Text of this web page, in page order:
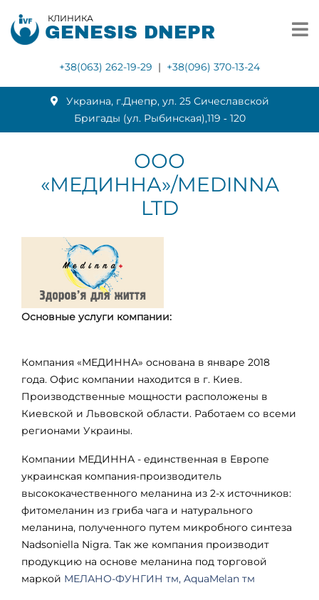
КЛИНИКА
GENESIS DNEPR
+38(063) 262-19-29 | +38(096) 370-13-24
Украина, г.Днепр, ул. 25 Сичеславской
Бригады (ул. Рыбинская),119 ‑ 120
ООО
«МЕДИННА»/MEDINNA
LTD
Основные услуги компании:
Компания «МЕДИННА» основана в январе 2018
года. Офис компании находится в г. Киев.
Производственные мощности расположены в
Киевской и Львовской области. Работаем со всеми
регионами Украины.
Компании МЕДИННА - единственная в Европе
украинская компания-производитель
высококачественного меланина из 2-х источников:
фитомеланин из гриба чага и натурального
меланина, полученного путем микробного синтеза
Nadsoniella Nigra. Так же компания производит
продукцию на основе меланина под торговой
маркой МЕЛАНО-ФУНГИН тм, AquaMelan тм